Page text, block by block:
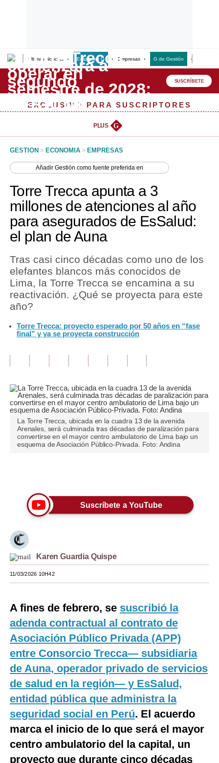
Últimas Noticias Empresas G Empresas G de Gestión
Lo último
Peru Quiosco
Management & Empleo
Perú
Política
Tu Dinero
Finanzas Personales
Inmobiliarias
Plus G
Editorial
Pregunta de hoy
Tendencias
Lujo
Viajes
EEUU
México
España
Club del Suscriptor
Mix
Notas Contratadas
Podcast
Gestión TV
Videos
Fotogalerías
SUSCRÍBETE
EXCLUSIVO PARA SUSCRIPTORES
PLUS G
GESTION > ECONOMIA > EMPRESAS
AñadirGestión como fuente preferida en
Torre Trecca apunta a 3
millones de atenciones al año
para asegurados de EsSalud:
el plan de Auna
Tras casi cinco décadas como uno de los
elefantes blancos más conocidos de
Lima, la Torre Trecca se encamina a su
reactivación. ¿Qué se proyecta para este
año?
Torre Trecca: proyecto esperado por 50 años en “fase
final” y ya se proyecta construcción
La Torre Trecca, ubicada en la cuadra 13 de la avenida
Arenales, será culminada tras décadas de paralización para
convertirse en el mayor centro ambulatorio de Lima bajo un
esquema de Asociación Público-Privada. Foto: Andina
Suscríbete a YouTube
Karen Guardia Quispe
11/03/2026 10H42
A fines de febrero, se suscribió la
adenda contractual al contrato de
Asociación Público Privada (APP)
entre Consorcio Trecca— subsidiaria
de Auna, operador privado de servicios
de salud en la región— y EsSalud,
entidad pública que administra la
seguridad social en Perú. El acuerdo
marca el inicio de lo que será el mayor
centro ambulatorio del la capital, un
proyecto que durante cinco décadas